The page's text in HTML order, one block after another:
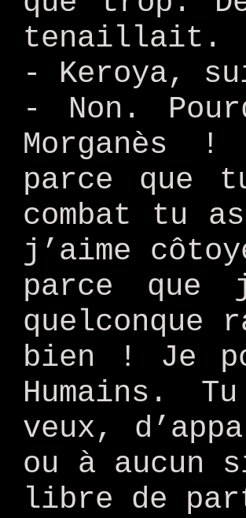
tenaillait.
- Keroya,
- Non.
parce que
combat tu
j’aime
parce que
quelconque
bien ! Je
Humains.
veux,
ou à aucun
libre de